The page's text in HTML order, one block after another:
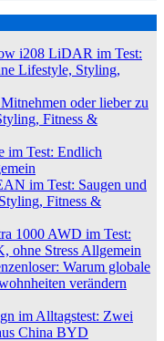
i208 LiDAR im Test:
Lifestyle, Styling,
oder lieber zu
Fitness &
im Test: Endlich
im Test: Saugen und
Fitness &
1000 AWD im Test:
ohne Stress Allgemein
Warum globale
verändern
im Alltagstest: Zwei
China BYD